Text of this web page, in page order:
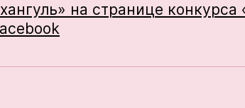
на странице